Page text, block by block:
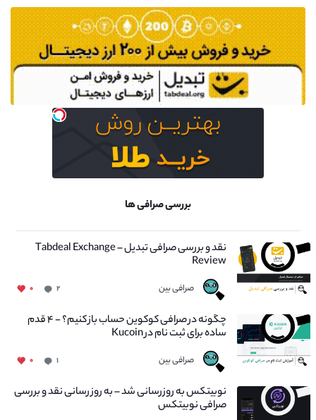
بررسی صرافی ها
نقد و بررسی صرافی تبدیل – Tabdeal Exchange
Review
صرافی بین ۲ ۰
چگونه در صرافی کوکوین حساب باز کنیم؟ - ۴ قدم
ساده برای ثبت نام در Kucoin
صرافی بین ۱ ۰
نوبیتکس به روزرسانی شد – به روز رسانی نقد و بررسی
صرافی نوبیتکس